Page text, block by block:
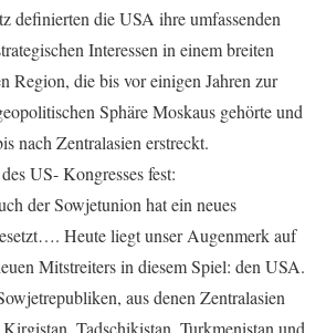
definierten die USA ihre umfassenden
Interessen in einem breiten
Region, die bis vor einigen Jahren zur
Sphäre Moskaus gehörte und
nach Zentralasien erstreckt.
US- Kongresses fest:
der Sowjetunion hat ein neues
Heute liegt unser Augenmerk auf
Mitstreiters in diesem Spiel: den USA.
aus denen Zentralasien
Tadschikistan, Turkmenistan und